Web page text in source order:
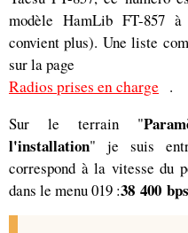
modèle HamLib FT-857
convient plus). Une liste
sur la page
Radios prises en charge .
Sur le terrain "
l'installation" je suis
correspond à la vitesse du
dans le menu 019 :38 400 bps